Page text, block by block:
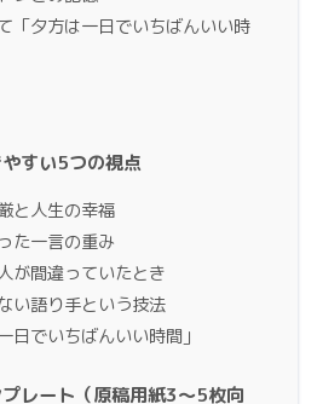
「夕方は一日でいちばんいい時
すい5つの視点
と人生の幸福
た一言の重み
が間違っていたとき
い語り手という技法
でいちばんいい時間」
レート（原稿用紙3〜5枚向